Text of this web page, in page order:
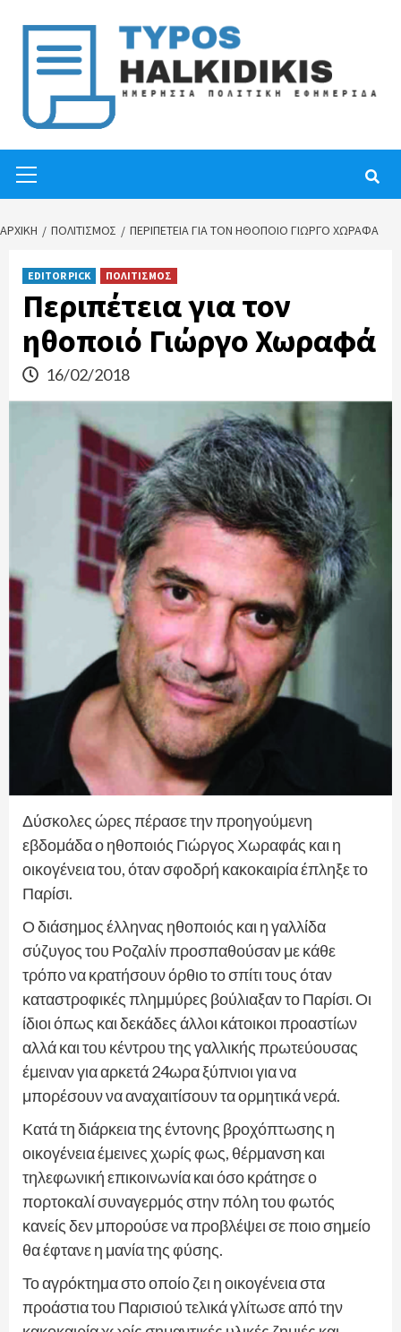
content
Menu
ΑΡΧΙΚΉ ΠΟΛΙΤΙΣΜΟΣ ΠΕΡΙΠΈΤΕΙΑ ΓΙΑ ΤΟΝ ΗΘΟΠΟΙΌ ΓΙΏΡΓΟ ΧΩΡΑΦΆ
EDITOR PICK ΠΟΛΙΤΙΣΜΟΣ
Περιπέτεια για τον
ηθοποιό Γιώργο Χωραφά
16/02/2018
Δύσκολες ώρες πέρασε την προηγούμενη
εβδομάδα ο ηθοποιός Γιώργος Χωραφάς και η
οικογένεια του, όταν σφοδρή κακοκαιρία έπληξε το
Παρίσι.
Ο διάσημος έλληνας ηθοποιός και η γαλλίδα
σύζυγος του Ροζαλίν προσπαθούσαν με κάθε
τρόπο να κρατήσουν όρθιο το σπίτι τους όταν
καταστροφικές πλημμύρες βούλιαξαν το Παρίσι. Οι
ίδιοι όπως και δεκάδες άλλοι κάτοικοι προαστίων
αλλά και του κέντρου της γαλλικής πρωτεύουσας
έμειναν για αρκετά 24ωρα ξύπνιοι για να
μπορέσουν να αναχαιτίσουν τα ορμητικά νερά.
Κατά τη διάρκεια της έντονης βροχόπτωσης η
οικογένεια έμεινες χωρίς φως, θέρμανση και
τηλεφωνική επικοινωνία και όσο κράτησε ο
πορτοκαλί συναγερμός στην πόλη του φωτός
κανείς δεν μπορούσε να προβλέψει σε ποιο σημείο
θα έφτανε η μανία της φύσης.
Το αγρόκτημα στο οποίο ζει η οικογένεια στα
προάστια του Παρισιού τελικά γλίτωσε από την